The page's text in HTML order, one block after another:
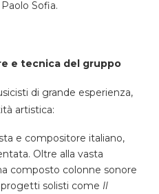
Sofia.
e tecnica del gruppo
di grande esperienza,
artistica:
e compositore italiano,
Oltre alla vasta
composto colonne sonore
solisti come Il